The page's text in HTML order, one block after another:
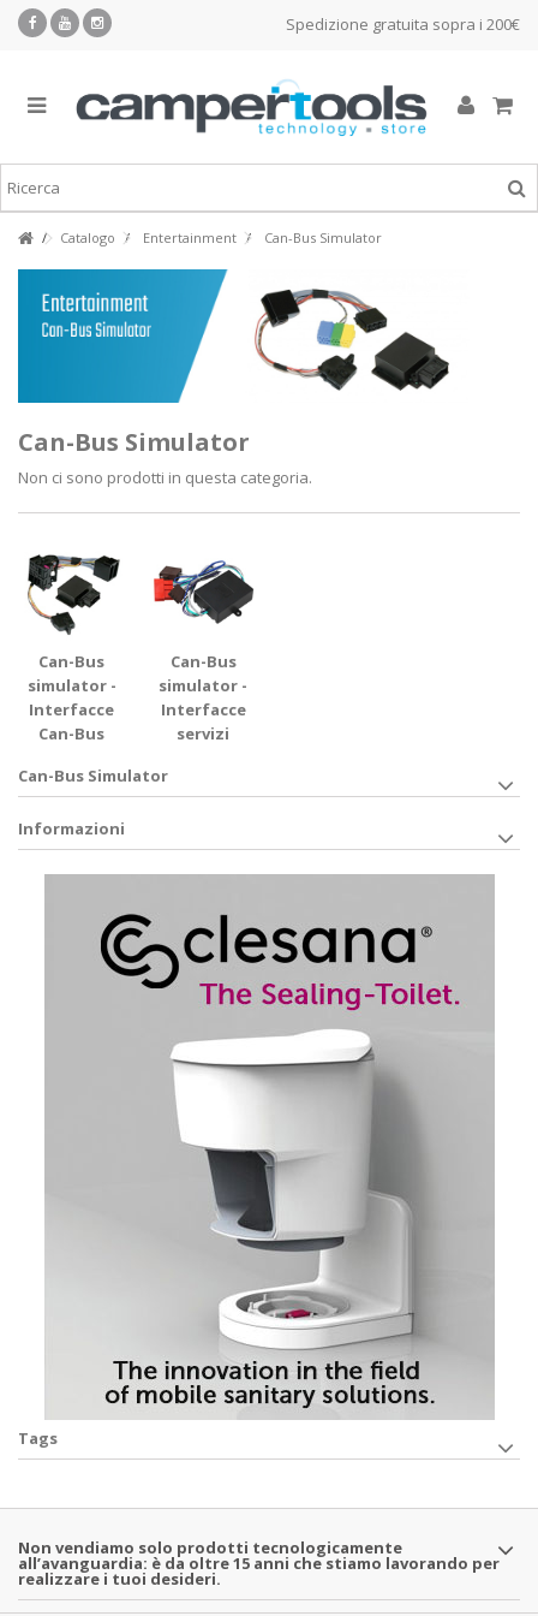
Spedizione gratuita sopra i 200€
Catalogo Entertainment Can-Bus Simulator
Can-Bus Simulator
Non ci sono prodotti in questa categoria.
Can-Bus
simulator -
Interfacce
Can-Bus
Can-Bus
simulator -
Interfacce
servizi
Can-Bus Simulator
Informazioni
Tags
Non vendiamo solo prodotti tecnologicamente
all’avanguardia: è da oltre 15 anni che stiamo lavorando per
realizzare i tuoi desideri.